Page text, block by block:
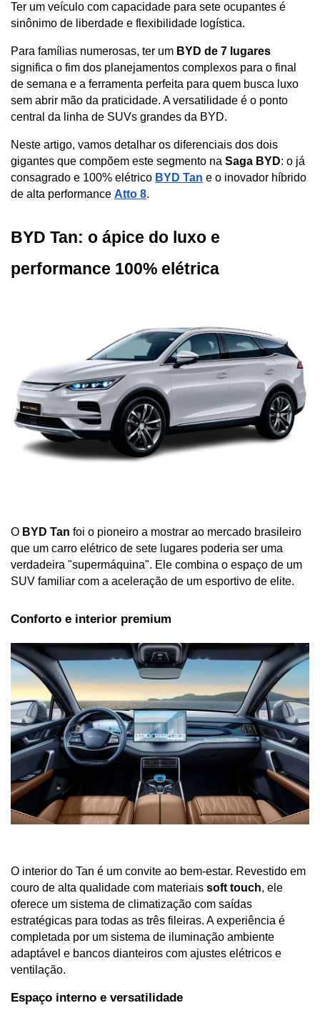
Ter um veículo com capacidade para sete ocupantes é
sinônimo de liberdade e flexibilidade logística.
Para famílias numerosas, ter um BYD de 7 lugares
significa o fim dos planejamentos complexos para o final
de semana e a ferramenta perfeita para quem busca luxo
sem abrir mão da praticidade. A versatilidade é o ponto
central da linha de SUVs grandes da BYD.
Neste artigo, vamos detalhar os diferenciais dos dois
gigantes que compõem este segmento na Saga BYD: o já
consagrado e 100% elétrico BYD Tan e o inovador híbrido
de alta performance Atto 8.
BYD Tan: o ápice do luxo e
performance 100% elétrica
O BYD Tan foi o pioneiro a mostrar ao mercado brasileiro
que um carro elétrico de sete lugares poderia ser uma
verdadeira "supermáquina". Ele combina o espaço de um
SUV familiar com a aceleração de um esportivo de elite.
Conforto e interior premium
O interior do Tan é um convite ao bem-estar. Revestido em
couro de alta qualidade com materiais soft touch, ele
oferece um sistema de climatização com saídas
estratégicas para todas as três fileiras. A experiência é
completada por um sistema de iluminação ambiente
adaptável e bancos dianteiros com ajustes elétricos e
ventilação.
Espaço interno e versatilidade